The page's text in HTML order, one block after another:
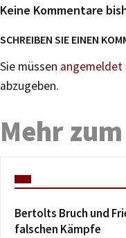
Keine Kommentare
SCHREIBEN SIE EINEN
Sie müssen angemeldet
abzugeben.
Mehr
Bertolts Bruch und
falschen Kämpfe